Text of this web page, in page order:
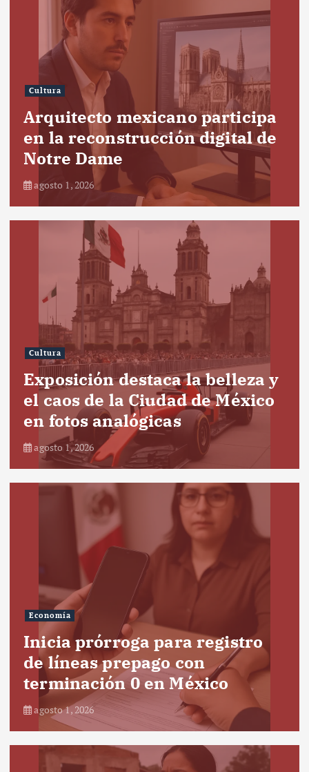
Cultura
Arquitecto mexicano participa
en la reconstrucción digital de
Notre Dame
agosto 1, 2026
Cultura
Exposición destaca la belleza y
el caos de la Ciudad de México
en fotos analógicas
agosto 1, 2026
Economía
Inicia prórroga para registro
de líneas prepago con
terminación 0 en México
agosto 1, 2026